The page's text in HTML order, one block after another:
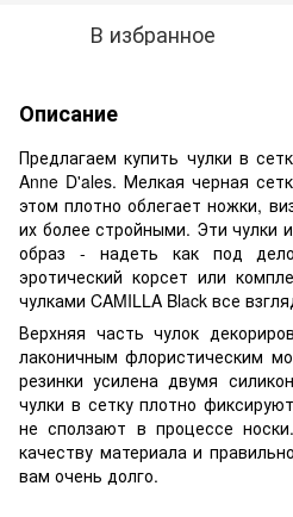
В избранное
Описание
Предлагаем купить чулки в
Anne D'ales. Мелкая черная
этом плотно облегает ножки,
их более стройными. Эти чулки
образ - надеть как под
эротический корсет или
чулками CAMILLA Black все
Верхняя часть чулок
лаконичным флористическим
резинки усилена двумя
чулки в сетку плотно
не сползают в процессе
качеству материала и
вам очень долго.